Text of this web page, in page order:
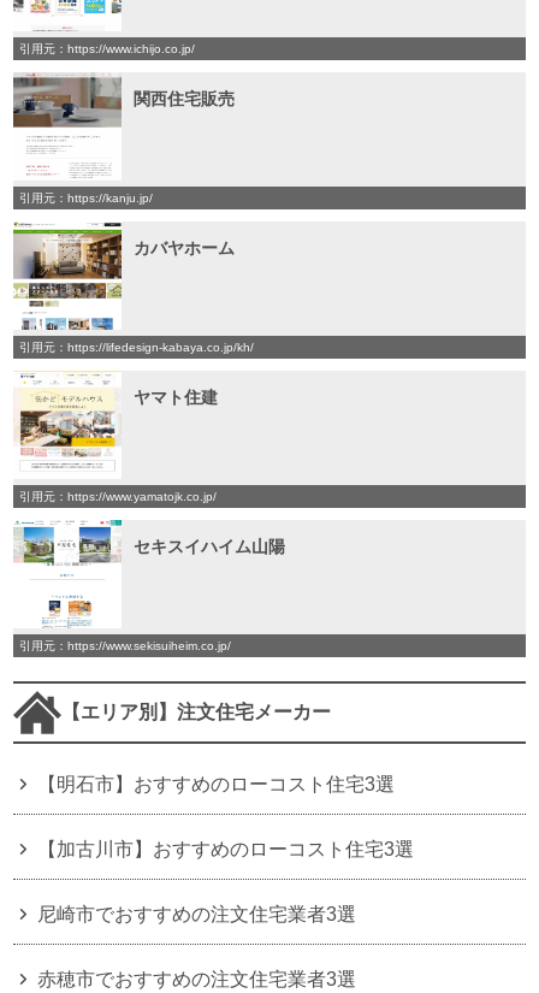
引用元：https://www.ichijo.co.jp/
関西住宅販売
引用元：https://kanju.jp/
カバヤホーム
引用元：https://lifedesign-kabaya.co.jp/kh/
ヤマト住建
引用元：https://www.yamatojk.co.jp/
セキスイハイム山陽
引用元：https://www.sekisuiheim.co.jp/
【エリア別】注文住宅メーカー
【明石市】おすすめのローコスト住宅3選
【加古川市】おすすめのローコスト住宅3選
尼崎市でおすすめの注文住宅業者3選
赤穂市でおすすめの注文住宅業者3選